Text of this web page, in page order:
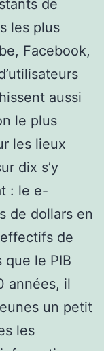
de
les plus
Facebook,
aussi
le plus
les lieux
dix s’y
: le e-
de dollars en
de
que le PIB
années, il
un petit
les